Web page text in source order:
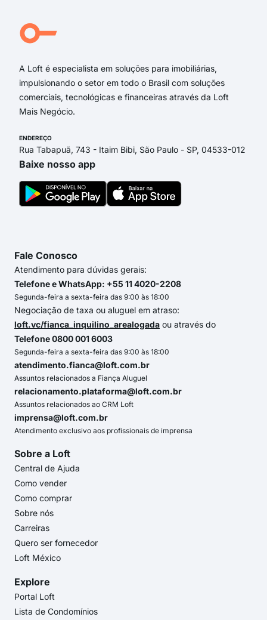
A Loft é especialista em soluções para imobiliárias,
impulsionando o setor em todo o Brasil com soluções
comerciais, tecnológicas e financeiras através da Loft
Mais Negócio.
ENDEREÇO
Rua Tabapuã, 743 - Itaim Bibi, São Paulo - SP, 04533-012
Baixe nosso app
Fale Conosco
Atendimento para dúvidas gerais:
Telefone e WhatsApp: +55 11 4020-2208
Segunda-feira a sexta-feira das 9:00 às 18:00
Negociação de taxa ou aluguel em atraso:
loft.vc/fianca_inquilino_arealogada ou através do
Telefone 0800 001 6003
Segunda-feira a sexta-feira das 9:00 às 18:00
atendimento.fianca@loft.com.br
Assuntos relacionados a Fiança Aluguel
relacionamento.plataforma@loft.com.br
Assuntos relacionados ao CRM Loft
imprensa@loft.com.br
Atendimento exclusivo aos profissionais de imprensa
Sobre a Loft
Central de Ajuda
Como vender
Como comprar
Sobre nós
Carreiras
Quero ser fornecedor
Loft México
Explore
Portal Loft
Lista de Condomínios